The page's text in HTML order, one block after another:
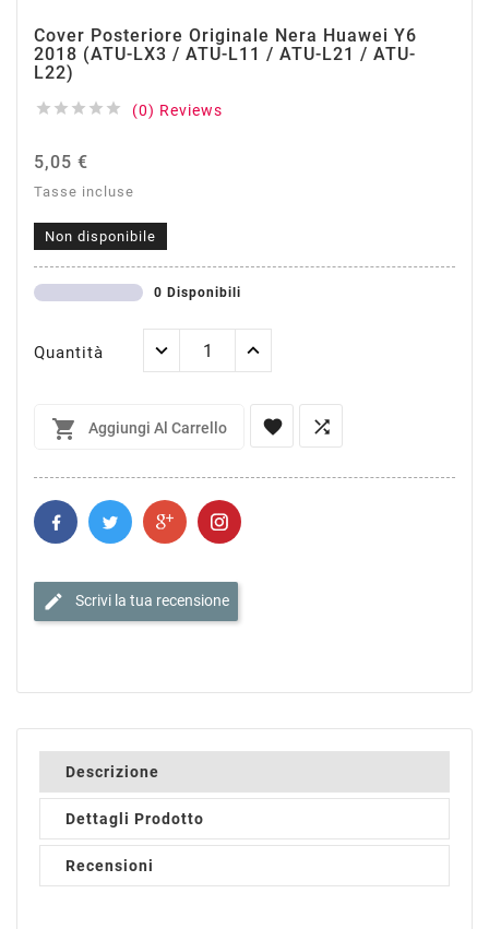
Cover Posteriore Originale Nera Huawei Y6
2018 (ATU-LX3 / ATU-L11 / ATU-L21 / ATU-
L22)
     (0) Reviews
5,05 €
Tasse incluse
Non disponibile
0 Disponibili
Quantità
 Aggiungi Al Carrello  
edit Scrivi la tua recensione
Descrizione
Dettagli Prodotto
Recensioni